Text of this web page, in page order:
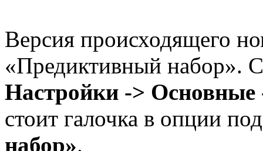
Версия происходящего
«Предиктивный набор».
Настройки -> Основные
стоит галочка в опции
набор».